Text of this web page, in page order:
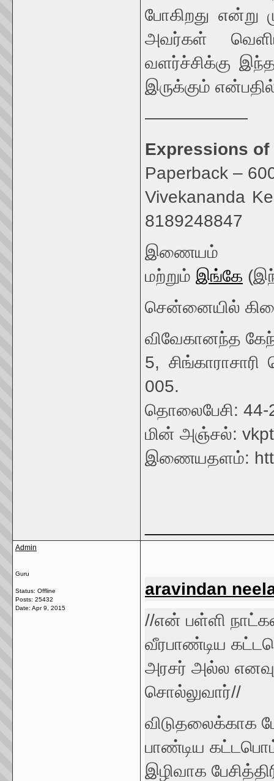
போகிறது என்று
அவர்கள்
வளர்ச்சிக்கு
இருக்கும்
——————
Expressions
Paperback –
Vivekananda
8189248847
மற்றும் இங்கே
சென்னையில்
விவேகானந்த
5,
005.
தொலைபேசி: 44-
மின் அஞ்சல்:
இணையதளம்:
Admin
Guru
Status: Offline
Posts: 25432
Date: Apr 9, 2015
aravindan
//என் பள்ளி
வீரபாண்டிய
அரசர் அல்ல எனவும்
சொல்லுவார்//
விடுதலைக்காக
பாண்டிய
இழிவாக